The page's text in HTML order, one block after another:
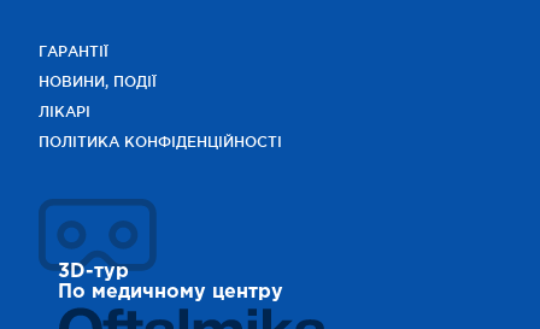
ГАРАНТІЇ
НОВИНИ, ПОДІЇ
ЛІКАРІ
ПОЛІТИКА КОНФІДЕНЦІЙНОСТІ
3D-тур
По медичному центру